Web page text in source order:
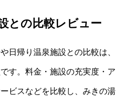
との比較レビュー
日帰り温泉施設との比較は、
す。料金・施設の充実度・ア
ビスなどを比較し、みきの湯